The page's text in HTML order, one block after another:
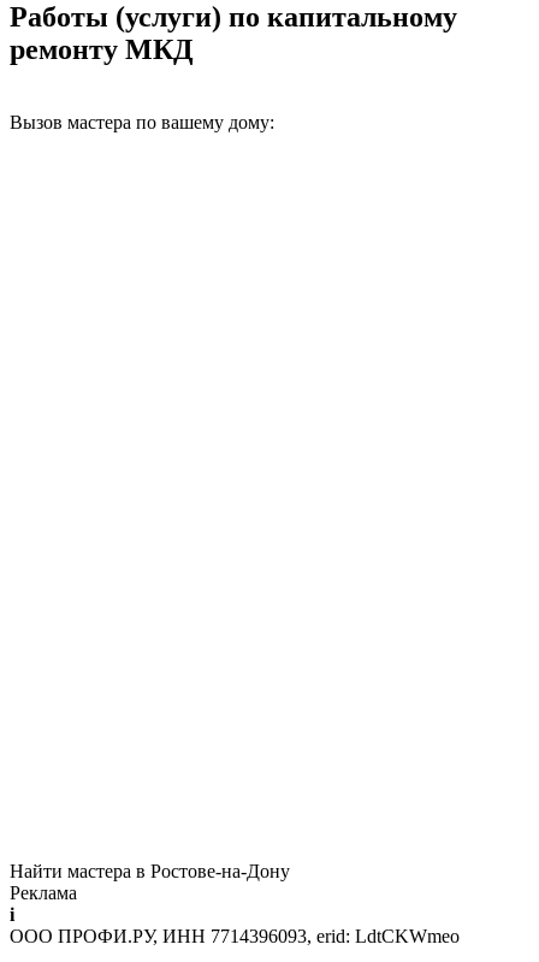
Работы (услуги) по капитальному
ремонту МКД
Вызов мастера по вашему дому:
Найти мастера в Ростове-на-Дону
Реклама
i
ООО ПРОФИ.РУ, ИНН 7714396093, erid: LdtCKWmeo